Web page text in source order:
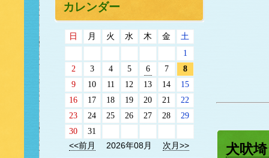
犬吠
カレンダー
日 月 火 水 木 金
土
1
2
3 4 5 6 7
8
9
10 11 12 13 14
15
16
17 18 19 20 21
22
23
24 25 26 27 28
29
30
31
<<前月
2026年08月 次月>>